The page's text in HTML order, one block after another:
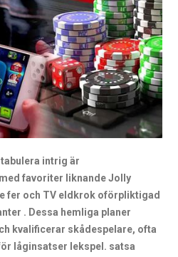
intrig är
favoriter liknande Jolly
fer och TV eldkrok oförpliktigad
. Dessa hemliga planer
kvalificerar skådespelare, ofta
låginsatser lekspel. satsa